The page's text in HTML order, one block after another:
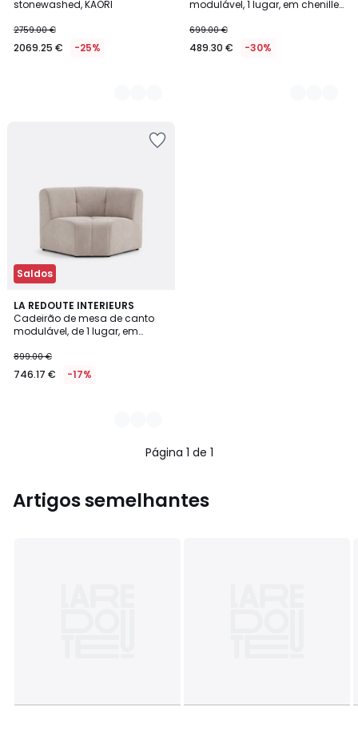
stonewashed, KAORI
2759.00 €
2069.25 € -25%
modulável, 1 lugar, em chenille
699.00 €
489.30 € -30%
Saldos
LA REDOUTE INTERIEURS
Cadeirão de mesa de canto
modulável, de 1 lugar, em
899.00 €
746.17 € -17%
6
Cores
Página 1 de 1
Artigos semelhantes